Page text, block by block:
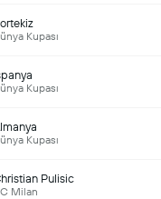
Kupası
Kupası
Kupası
Pulisic
Milan